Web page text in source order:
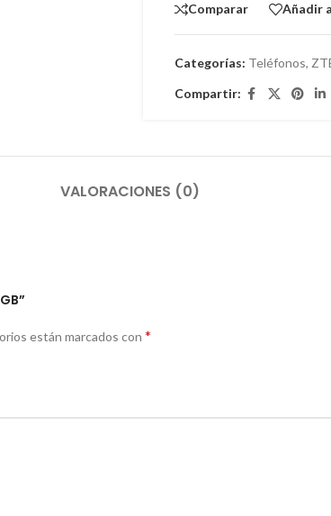
Comparar Añadir
Categorías: Teléfonos,
Compartir:
VALORACIONES (0)
están marcados con *